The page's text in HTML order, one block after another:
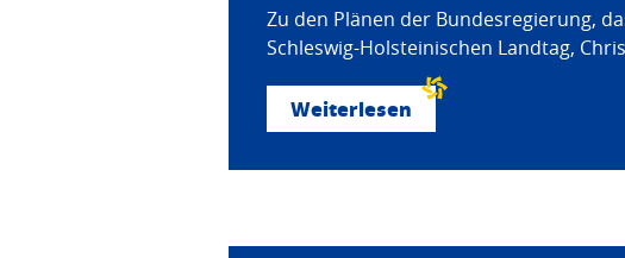
Zu den Plänen der Bundesregierung,
Schleswig-Holsteinischen Landtag,
Weiterlesen